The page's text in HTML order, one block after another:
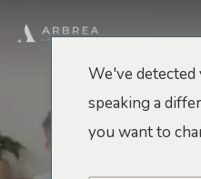
Hauptinhalt
We've
speaking a
you want to